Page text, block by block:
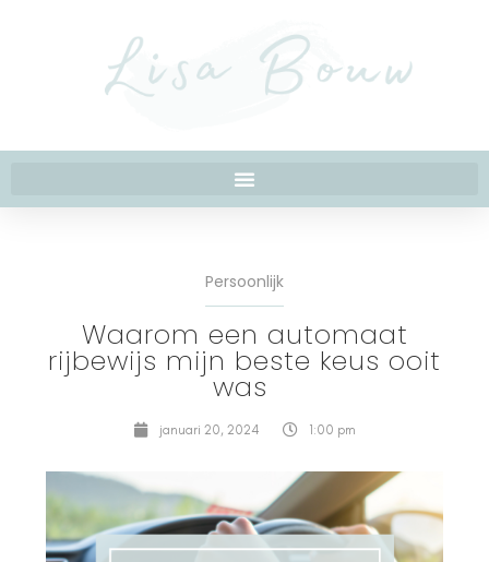
Persoonlijk
Waarom een automaat
rijbewijs mijn beste keus ooit
was
januari 20, 2024 1:00 pm